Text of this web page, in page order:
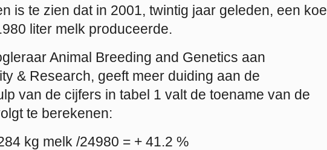
is te zien dat in 2001, twintig jaar geleden, een koe
liter melk produceerde.
Animal Breeding and Genetics aan
& Research, geeft meer duiding aan de
van de cijfers in tabel 1 valt de toename van de
te berekenen:
kg melk /24980 = + 41.2 %